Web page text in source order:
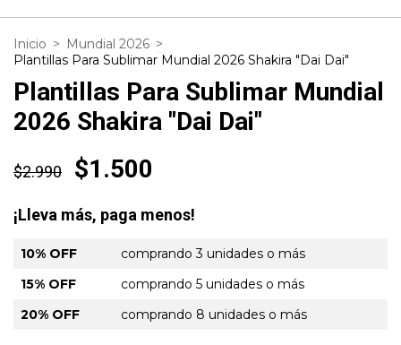
Inicio > Mundial 2026 >
Plantillas Para Sublimar Mundial 2026 Shakira "Dai Dai"
Plantillas Para Sublimar Mundial
2026 Shakira "Dai Dai"
$2.990 $1.500
¡Lleva más, paga menos!
10% OFF
comprando 3 unidades o más
15% OFF
comprando 5 unidades o más
20% OFF
comprando 8 unidades o más